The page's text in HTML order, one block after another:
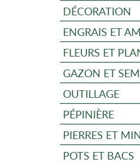
DÉCORATION
ENGRAIS ET
FLEURS ET
GAZON ET
OUTILLAGE
PÉPINIÈRE
PIERRES ET
POTS ET BACS